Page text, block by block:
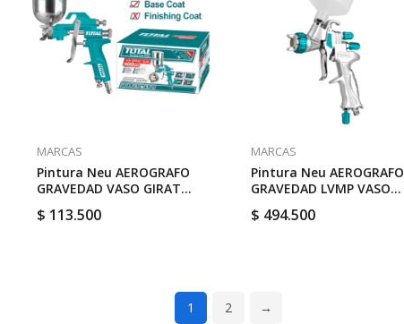
MARCAS
Pintura Neu AEROGRAFO
GRAVEDAD VASO GIRAT
TOTAL TAT10402
$ 113.500
MARCAS
Pintura Neu AEROGRAFO
GRAVEDAD LVMP VASO
$ 494.500
1 2 →